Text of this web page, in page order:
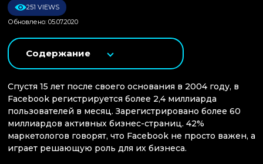
251 VIEWS
Обновлено: 05.07.2020
Содержание
Спустя 15 лет после своего основания в 2004 году, в
Facebook регистрируется более 2,4 миллиарда
пользователей в месяц. Зарегистрировано более 60
миллиардов активных бизнес-страниц. 42%
маркетологов говорят, что Facebook не просто важен, а
играет решающую роль для их бизнеса.